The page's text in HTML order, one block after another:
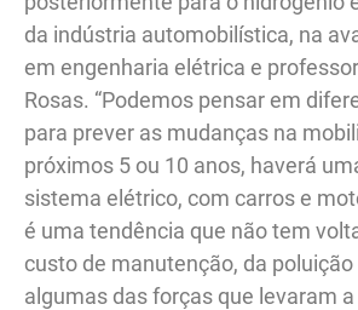
da indústria automobilística, na
em engenharia elétrica e
Rosas. “Podemos pensar em
para prever as mudanças na
próximos 5 ou 10 anos, haverá
sistema elétrico, com carros e
é uma tendência que não tem
custo de manutenção, da
algumas das forças que levaram